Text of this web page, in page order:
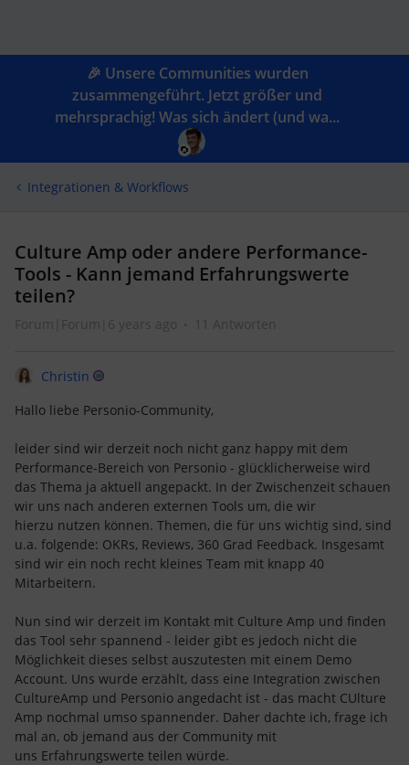
🎉 Unsere Communities wurden
zusammengeführt. Jetzt größer und
mehrsprachig! Was sich ändert (und wa...
Integrationen & Workflows
Culture Amp oder andere Performance-
Tools - Kann jemand Erfahrungswerte
teilen?
Forum|Forum|6 years ago 11 Antworten
Christin
Hallo liebe Personio-Community,
leider sind wir derzeit noch nicht ganz happy mit dem
Performance-Bereich von Personio - glücklicherweise wird
das Thema ja aktuell angepackt. In der Zwischenzeit schauen
wir uns nach anderen externen Tools um, die wir
hierzu nutzen können. Themen, die für uns wichtig sind, sind
u.a. folgende: OKRs, Reviews, 360 Grad Feedback. Insgesamt
sind wir ein noch recht kleines Team mit knapp 40
Mitarbeitern.
Nun sind wir derzeit im Kontakt mit Culture Amp und finden
das Tool sehr spannend - leider gibt es jedoch nicht die
Möglichkeit dieses selbst auszutesten mit einem Demo
Account. Uns wurde erzählt, dass eine Integration zwischen
CultureAmp und Personio angedacht ist - das macht CUlture
Amp nochmal umso spannender. Daher dachte ich, frage ich
mal an, ob jemand aus der Community mit
uns Erfahrungswerte teilen würde.